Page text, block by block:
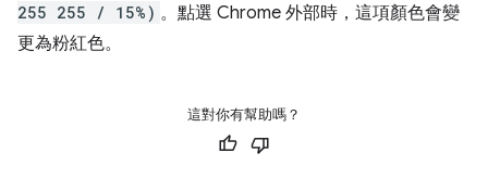
255 255 / 15%) 。點選 Chrome 外部時，這項顏色會變
更為粉紅色。
這對你有幫助嗎？